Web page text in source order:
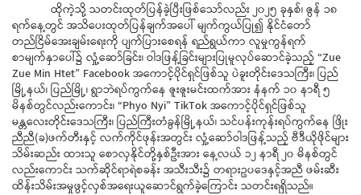
ထိုကဲ့သို့ သတင်းထုတ်ပြန်ခဲ့ပြီးဖြစ်သော်လည်း ၂၀၂၅ ခုနှစ်၊ ဇွန် ၁၈
ရက်နေ့တွင် အသိပေးထုတ်ပြန်ချက်အပေါ် မျက်ကွယ်ပြု၍ နိုင်ငံတော်
တည်ငြိမ်အေးချမ်းရေးကို ပျက်ပြားစေရန် ရည်ရွယ်ကာ လူမှုကွန်ရက်
စာမျက်နှာပေါ်၌ လှုံ့ဆော်ခြင်း၊ ဝါဒဖြန့်ခြင်းများပြုမူလုပ်ဆောင်ခဲ့သည့် “Zue
Zue Min Htet” Facebook အကောင့်ပိုင်ရှင်ဖြစ်သူ ပဲခူးတိုင်းဒေသကြီး၊ ပြည်
မြို့နယ်၊ ပြည်မြို့၊ ရွာဘဲရပ်ကွက်နေ ဇူးဇူးမင်းထက်အား နံနက် ၁၀ နာရီ ၅
မိနစ်တွင်လည်းကောင်း၊ “Phyo Nyi” TikTok အကောင့်ပိုင်ရှင်ဖြစ်သူ
မန္တလေးတိုင်းဒေသကြီး၊ ပြည်ကြီးတံခွန်မြို့နယ်၊ သင်ပန်းကုန်းရပ်ကွက်နေ ဖြိုး
ညီညီ(ခ)ဖက်တီးနှင့် လက်ကိုင်ဖုန်းအတွင်း လှုံ့ဆော်ဝါဒဖြန့်သည့် ဗီဒီယိုဖိုင်များ
သိမ်းဆည်း ထားသူ စောလှနိုင်တို့နှစ်ဦးအား နေ့လယ် ၁၂ နာရီ ၂၀ မိနစ်တွင်
လည်းကောင်း သက်ဆိုင်ရာရဲစခန်း အသီးသီး၌ တရားဥပဒေနှင့်အညီ ဖမ်းဆီး
ထိန်းသိမ်းအမှုဖွင့်လှစ်အရေးယူဆောင်ရွက်ခဲ့ကြောင်း သတင်းရရှိသည်။